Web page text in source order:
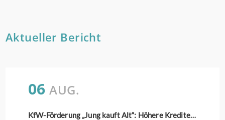
Aktueller Bericht
06 AUG.
KfW-Förderung „Jung kauft Alt“: Höhere Kredite ab August 2026